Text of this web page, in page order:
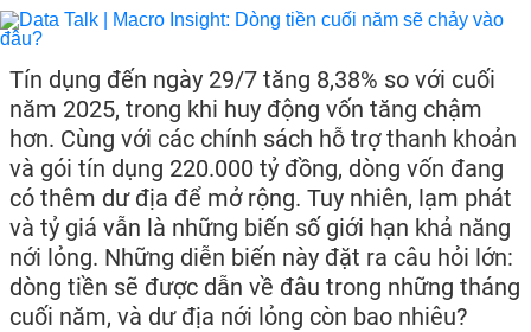
Tín dụng đến ngày 29/7 tăng 8,38% so với cuối
năm 2025, trong khi huy động vốn tăng chậm
hơn. Cùng với các chính sách hỗ trợ thanh khoản
và gói tín dụng 220.000 tỷ đồng, dòng vốn đang
có thêm dư địa để mở rộng. Tuy nhiên, lạm phát
và tỷ giá vẫn là những biến số giới hạn khả năng
nới lỏng. Những diễn biến này đặt ra câu hỏi lớn:
dòng tiền sẽ được dẫn về đâu trong những tháng
cuối năm, và dư địa nới lỏng còn bao nhiêu?